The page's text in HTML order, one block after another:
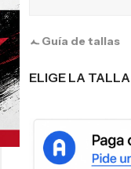
Guía de tallas
ELIGE LA